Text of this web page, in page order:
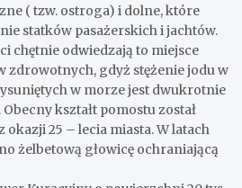
( tzw. ostroga) i dolne, które
statków pasażerskich i jachtów.
chętnie odwiedzają to miejsce
zdrowotnych, gdyż stężenie jodu w
w morze jest dwukrotnie
kształt pomostu został
okazji 25 – lecia miasta. W latach
żelbetową głowicę ochraniającą